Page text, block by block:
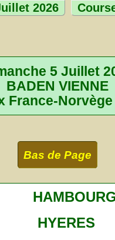
2026
5 Juillet
BADEN VIENNE
France-Norvège
Bas de Page
HYERES